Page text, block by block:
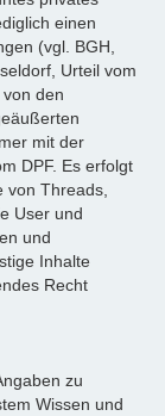
einen
(vgl. BGH,
Urteil vom
den
mit der
DPF. Es erfolgt
von Threads,
User und
und
Inhalte
Recht
zu
Wissen und